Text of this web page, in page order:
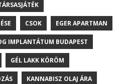
CSOK EGER APARTMAN
IMPLANTÁTUM BUDAPEST
GÉL LAKK KÖRÖM
KANNABISZ OLAJ ÁRA